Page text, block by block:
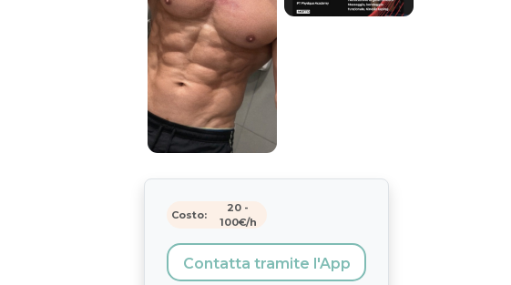
Costo:
20 -
100€/h
Contatta tramite l'App